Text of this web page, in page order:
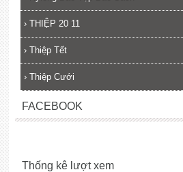
› THIỆP 20 11
› Thiệp Tết
› Thiệp Cưới
FACEBOOK
Thống kê lượt xem